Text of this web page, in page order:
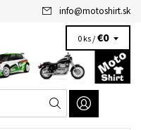
info@motoshirt.sk
0 ks /€0